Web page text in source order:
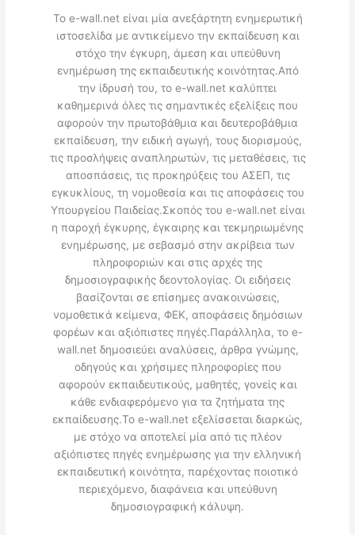
Το e-wall.net είναι μία ανεξάρτητη ενημερωτική
ιστοσελίδα με αντικείμενο την εκπαίδευση και
στόχο την έγκυρη, άμεση και υπεύθυνη
ενημέρωση της εκπαιδευτικής κοινότητας.Από
την ίδρυσή του, το e-wall.net καλύπτει
καθημερινά όλες τις σημαντικές εξελίξεις που
αφορούν την πρωτοβάθμια και δευτεροβάθμια
εκπαίδευση, την ειδική αγωγή, τους διορισμούς,
τις προσλήψεις αναπληρωτών, τις μεταθέσεις, τις
αποσπάσεις, τις προκηρύξεις του ΑΣΕΠ, τις
εγκυκλίους, τη νομοθεσία και τις αποφάσεις του
Υπουργείου Παιδείας.Σκοπός του e-wall.net είναι
η παροχή έγκυρης, έγκαιρης και τεκμηριωμένης
ενημέρωσης, με σεβασμό στην ακρίβεια των
πληροφοριών και στις αρχές της
δημοσιογραφικής δεοντολογίας. Οι ειδήσεις
βασίζονται σε επίσημες ανακοινώσεις,
νομοθετικά κείμενα, ΦΕΚ, αποφάσεις δημόσιων
φορέων και αξιόπιστες πηγές.Παράλληλα, το e-
wall.net δημοσιεύει αναλύσεις, άρθρα γνώμης,
οδηγούς και χρήσιμες πληροφορίες που
αφορούν εκπαιδευτικούς, μαθητές, γονείς και
κάθε ενδιαφερόμενο για τα ζητήματα της
εκπαίδευσης.Το e-wall.net εξελίσσεται διαρκώς,
με στόχο να αποτελεί μία από τις πλέον
αξιόπιστες πηγές ενημέρωσης για την ελληνική
εκπαιδευτική κοινότητα, παρέχοντας ποιοτικό
περιεχόμενο, διαφάνεια και υπεύθυνη
δημοσιογραφική κάλυψη.